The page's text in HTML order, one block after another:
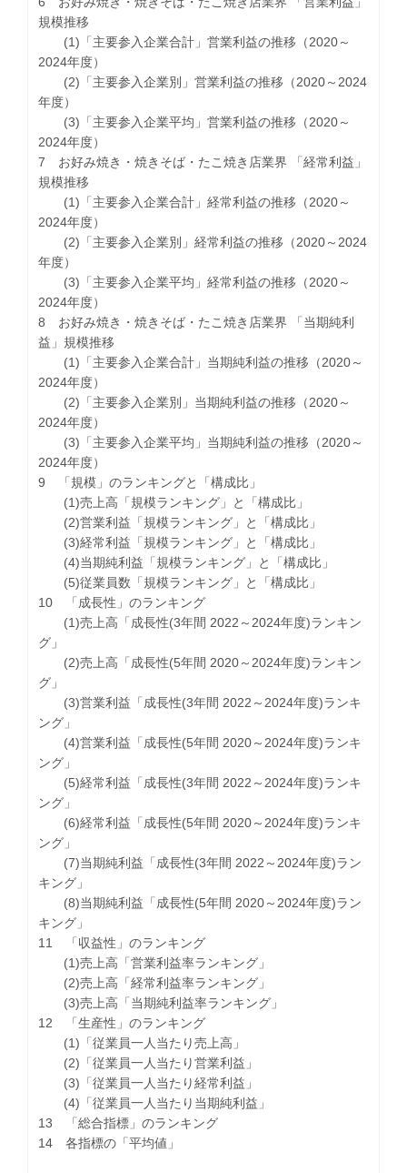
規模推移
(1)「主要参入企業合計」営業利益の推移（2020～
2024年度）
(2)「主要参入企業別」営業利益の推移（2020～2024
年度）
(3)「主要参入企業平均」営業利益の推移（2020～
2024年度）
7 お好み焼き・焼きそば・たこ焼き店業界 「経常利益」
規模推移
(1)「主要参入企業合計」経常利益の推移（2020～
2024年度）
(2)「主要参入企業別」経常利益の推移（2020～2024
年度）
(3)「主要参入企業平均」経常利益の推移（2020～
2024年度）
8 お好み焼き・焼きそば・たこ焼き店業界 「当期純利
益」規模推移
(1)「主要参入企業合計」当期純利益の推移（2020～
2024年度）
(2)「主要参入企業別」当期純利益の推移（2020～
2024年度）
(3)「主要参入企業平均」当期純利益の推移（2020～
2024年度）
9 「規模」のランキングと「構成比」
(1)売上高「規模ランキング」と「構成比」
(2)営業利益「規模ランキング」と「構成比」
(3)経常利益「規模ランキング」と「構成比」
(4)当期純利益「規模ランキング」と「構成比」
(5)従業員数「規模ランキング」と「構成比」
10 「成長性」のランキング
(1)売上高「成長性(3年間 2022～2024年度)ランキン
グ」
(2)売上高「成長性(5年間 2020～2024年度)ランキン
グ」
(3)営業利益「成長性(3年間 2022～2024年度)ランキ
ング」
(4)営業利益「成長性(5年間 2020～2024年度)ランキ
ング」
(5)経常利益「成長性(3年間 2022～2024年度)ランキ
ング」
(6)経常利益「成長性(5年間 2020～2024年度)ランキ
ング」
(7)当期純利益「成長性(3年間 2022～2024年度)ラン
キング」
(8)当期純利益「成長性(5年間 2020～2024年度)ラン
キング」
11 「収益性」のランキング
(1)売上高「営業利益率ランキング」
(2)売上高「経常利益率ランキング」
(3)売上高「当期純利益率ランキング」
12 「生産性」のランキング
(1)「従業員一人当たり売上高」
(2)「従業員一人当たり営業利益」
(3)「従業員一人当たり経常利益」
(4)「従業員一人当たり当期純利益」
13 「総合指標」のランキング
14 各指標の「平均値」